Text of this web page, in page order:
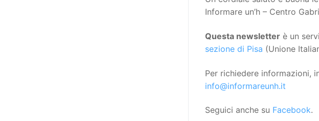
Informare un’h – Centro
Questa newsletter è un
sezione di Pisa (Unione
Per richiedere informazioni,
info@informareunh.it
Seguici anche su Facebook.